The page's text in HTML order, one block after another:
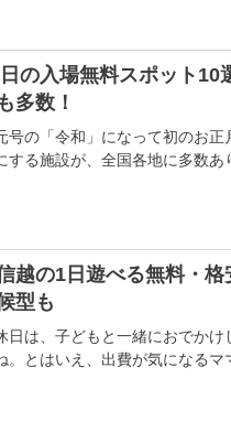
の入場無料スポット
多数！
号の「令和」になって初のお正
する施設が、全国各地に多数あ
越の1日遊べる無料・格
型も
日は、子どもと一緒におでかけ
。とはいえ、出費が気になるマ